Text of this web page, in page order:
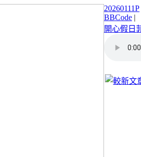
20260111P
BBCode |
開心假日